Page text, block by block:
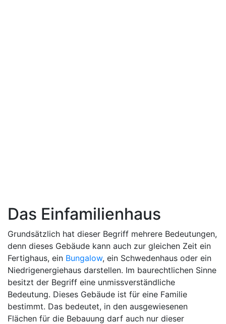
Das Einfamilienhaus
Grundsätzlich hat dieser Begriff mehrere Bedeutungen,
denn dieses Gebäude kann auch zur gleichen Zeit ein
Fertighaus, ein Bungalow, ein Schwedenhaus oder ein
Niedrigenergiehaus darstellen. Im baurechtlichen Sinne
besitzt der Begriff eine unmissverständliche
Bedeutung. Dieses Gebäude ist für eine Familie
bestimmt. Das bedeutet, in den ausgewiesenen
Flächen für die Bebauung darf auch nur dieser